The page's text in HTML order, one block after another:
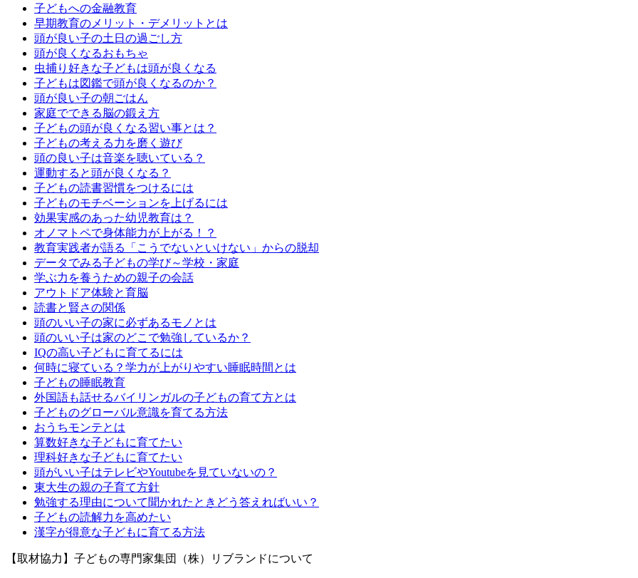
子どもへの金融教育
早期教育のメリット・デメリットとは
頭が良い子の土日の過ごし方
頭が良くなるおもちゃ
虫捕り好きな子どもは頭が良くなる
子どもは図鑑で頭が良くなるのか？
頭が良い子の朝ごはん
家庭でできる脳の鍛え方
子どもの頭が良くなる習い事とは？
子どもの考える力を磨く遊び
頭の良い子は音楽を聴いている？
運動すると頭が良くなる？
子どもの読書習慣をつけるには
子どものモチベーションを上げるには
効果実感のあった幼児教育は？
オノマトペで身体能力が上がる！？
教育実践者が語る「こうでないといけない」からの脱却
データでみる子どもの学び～学校・家庭
学ぶ力を養うための親子の会話
アウトドア体験と育脳
読書と賢さの関係
頭のいい子の家に必ずあるモノとは
頭のいい子は家のどこで勉強しているか？
IQの高い子どもに育てるには
何時に寝ている？学力が上がりやすい睡眠時間とは
子どもの睡眠教育
外国語も話せるバイリンガルの子どもの育て方とは
子どものグローバル意識を育てる方法
おうちモンテとは
算数好きな子どもに育てたい
理科好きな子どもに育てたい
頭がいい子はテレビやYoutubeを見ていないの？
東大生の親の子育て方針
勉強する理由について聞かれたときどう答えればいい？
子どもの読解力を高めたい
漢字が得意な子どもに育てる方法
【取材協力】子どもの専門家集団（株）リブランドについて